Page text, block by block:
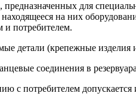
предназначенных для
находящееся на них
и потреби­телем.
детали (крепежные изделия
соединения в
с потребителем